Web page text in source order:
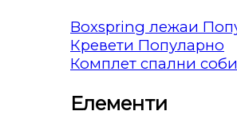
Boxspring лежаи
Кревети
Комплет спални соби
Елементи